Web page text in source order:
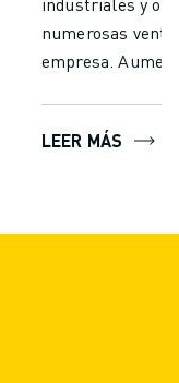
numerosas
empresa.
tiempo y el
forma continua
LEER MÁS